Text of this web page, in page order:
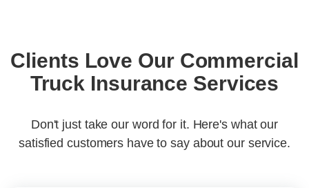
Clients Love Our Commercial
Truck Insurance Services
Don't just take our word for it. Here's what our
satisfied customers have to say about our service.